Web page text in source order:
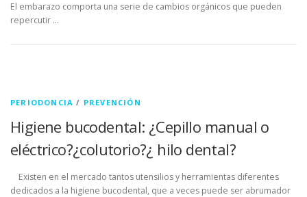
El embarazo comporta una serie de cambios orgánicos que pueden
repercutir …
PERIODONCIA / PREVENCIÓN
Higiene bucodental: ¿Cepillo manual o
eléctrico?¿colutorio?¿ hilo dental?
Existen en el mercado tantos utensilios y herramientas diferentes
dedicados a la higiene bucodental, que a veces puede ser abrumador